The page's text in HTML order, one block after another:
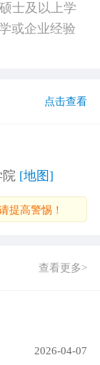
士及以上学
或企业经验
点击查看
[地图]
提高警惕！
查看更多>
2026-04-07